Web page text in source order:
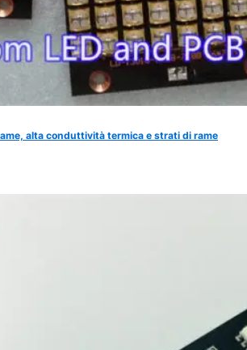
alta conduttività termica e strati di rame